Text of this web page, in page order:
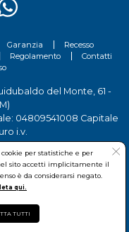
Garanzia
Recesso
Regolamento
Contatti
del Monte, 61 -
04809541008 Capitale
i.v.
Imprese, 7 - 00030
per statistiche e per
sito accetti implicitamente il
è da considerarsi negato.
qui.
TUTTI